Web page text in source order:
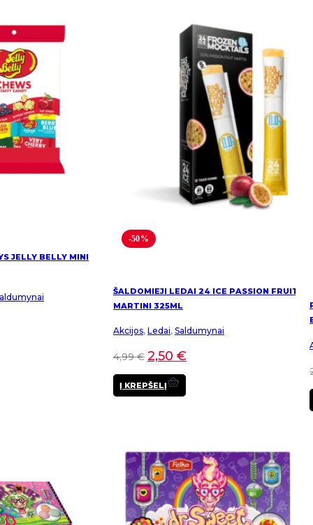
,Visos prekės
JELLY BELLY MINI
-50%
ŠALDOMIEJI LEDAI 24 ICE PASSION FRUIT
MARTINI 325ML
Akcijos, Ledai, Saldumynai
4,99€ 2,50 €
Į KREPŠELĮ